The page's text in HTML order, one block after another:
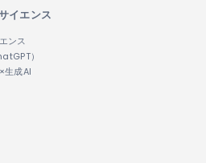
イエンス
ンス
）
生成AI